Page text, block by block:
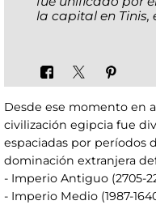
la capital en Tinis,
Desde ese momento en
civilización egipcia fue
espaciadas por períodos
dominación extranjera
- Imperio Antiguo (2705-
- Imperio Medio (1987-